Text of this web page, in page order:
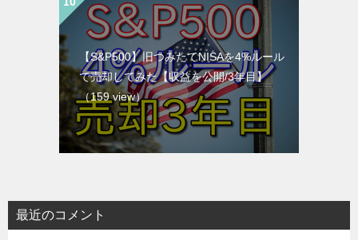
【S&P500】旧つみたてNISAを4%ルール
で売却してみた【収益を公開/3年目】
（159 view）
最近のコメント